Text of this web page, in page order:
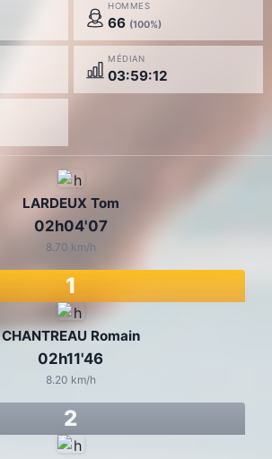
HOMMES
66 (100%)
MÉDIAN
03:59:12
CHANTREAU Romain
02h11'46
8.20 km/h
2
LARDEUX Tom
02h04'07
8.70 km/h
1